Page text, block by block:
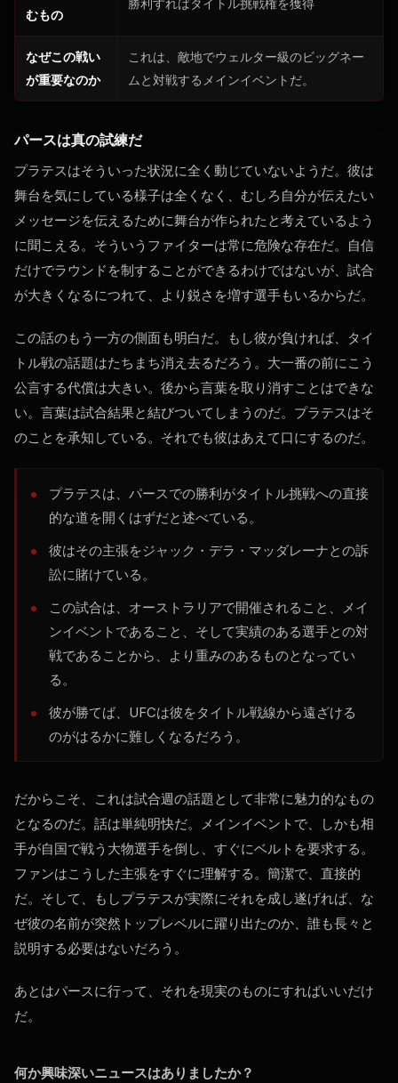
むもの
なぜこの戦い
が重要なのか
これは、敵地でウェルター級のビッグネー
ムと対戦するメインイベントだ。
パースは真の試練だ
プラテスはそういった状況に全く動じていないようだ。彼は
舞台を気にしている様子は全くなく、むしろ自分が伝えたい
メッセージを伝えるために舞台が作られたと考えているよう
に聞こえる。そういうファイターは常に危険な存在だ。自信
だけでラウンドを制することができるわけではないが、試合
が大きくなるにつれて、より鋭さを増す選手もいるからだ。
この話のもう一方の側面も明白だ。もし彼が負ければ、タイ
トル戦の話題はたちまち消え去るだろう。大一番の前にこう
公言する代償は大きい。後から言葉を取り消すことはできな
い。言葉は試合結果と結びついてしまうのだ。プラテスはそ
のことを承知している。それでも彼はあえて口にするのだ。
プラテスは、パースでの勝利がタイトル挑戦への直接
的な道を開くはずだと述べている。
彼はその主張をジャック・デラ・マッダレーナとの訴
訟に賭けている。
この試合は、オーストラリアで開催されること、メイ
ンイベントであること、そして実績のある選手との対
戦であることから、より重みのあるものとなってい
る。
彼が勝てば、UFCは彼をタイトル戦線から遠ざける
のがはるかに難しくなるだろう。
だからこそ、これは試合週の話題として非常に魅力的なもの
となるのだ。話は単純明快だ。メインイベントで、しかも相
手が自国で戦う大物選手を倒し、すぐにベルトを要求する。
ファンはこうした主張をすぐに理解する。簡潔で、直接的
だ。そして、もしプラテスが実際にそれを成し遂げれば、な
ぜ彼の名前が突然トップレベルに躍り出たのか、誰も長々と
説明する必要はないだろう。
あとはパースに行って、それを現実のものにすればいいだけ
だ。
何か興味深いニュースはありましたか？